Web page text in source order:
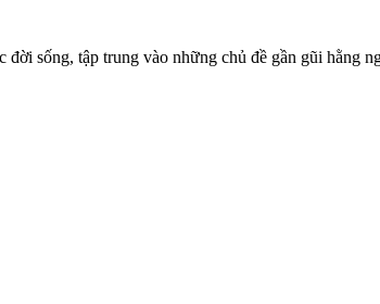
sống, tập trung vào những chủ đề gần gũi hằng